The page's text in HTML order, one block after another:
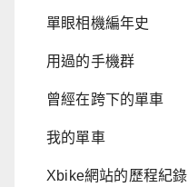
單眼相機編年史
用過的手機群
曾經在跨下的單車
我的單車
Xbike網站的歷程紀錄